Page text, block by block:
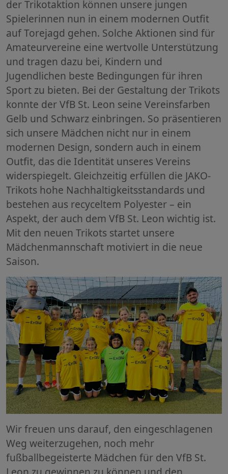
der Trikotaktion können unsere jungen
Spielerinnen nun in einem modernen Outfit
auf Torejagd gehen. Solche Aktionen sind für
Amateurvereine eine wertvolle Unterstützung
und tragen dazu bei, Kindern und
Jugendlichen beste Bedingungen für ihren
Sport zu bieten. Bei der Gestaltung der Trikots
konnte der VfB St. Leon seine Vereinsfarben
Gelb und Schwarz einbringen. So präsentieren
sich unsere Mädchen nicht nur in einem
modernen Design, sondern auch in einem
Outfit, das die Identität unseres Vereins
widerspiegelt. Gleichzeitig erfüllen die JAKO-
Trikots hohe Nachhaltigkeitsstandards und
bestehen aus recyceltem Polyester – ein
Aspekt, der auch dem VfB St. Leon wichtig ist.
Mit den neuen Trikots startet unsere
Mädchenmannschaft motiviert in die neue
Saison.
Wir freuen uns darauf, den eingeschlagenen
Weg weiterzugehen, noch mehr
fußballbegeisterte Mädchen für den VfB St.